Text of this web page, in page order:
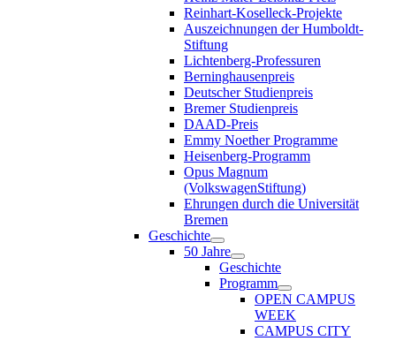
Reinhart-Koselleck-Projekte
Auszeichnungen der Humboldt-
Stiftung
Lichtenberg-Professuren
Berninghausenpreis
Deutscher Studienpreis
Bremer Studienpreis
DAAD-Preis
Emmy Noether Programme
Heisenberg-Programm
Opus Magnum
(VolkswagenStiftung)
Ehrungen durch die Universität
Bremen
Geschichte
50 Jahre
Geschichte
Programm
OPEN CAMPUS
WEEK
CAMPUS CITY